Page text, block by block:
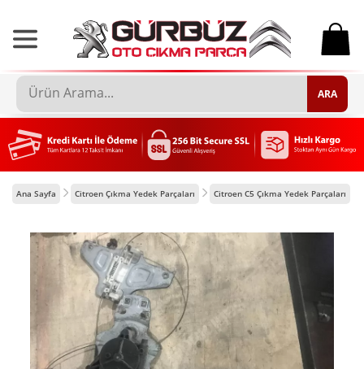
0
ARA
Ana Sayfa Citroen Çıkma Yedek Parçaları Citroen C5 Çıkma Yedek Parçaları